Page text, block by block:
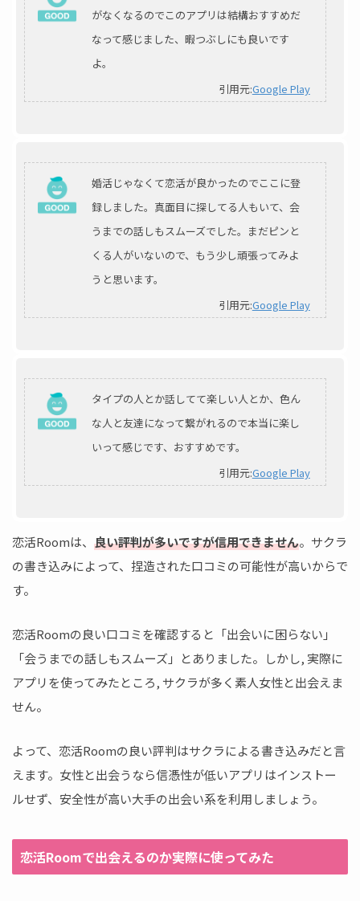
がなくなるのでこのアプリは結構おすすめだ
なって感じました、暇つぶしにも良いです
よ。
引用元:Google Play
婚活じゃなくて恋活が良かったのでここに登
録しました。真面目に探してる人もいて、会
うまでの話しもスムーズでした。まだピンと
くる人がいないので、もう少し頑張ってみよ
うと思います。
引用元:Google Play
タイプの人とか話してて楽しい人とか、色ん
な人と友達になって繋がれるので本当に楽し
いって感じです、おすすめです。
引用元:Google Play
恋活Roomは、 良い評判が多いですが信用できません。サクラ
の書き込みによって、捏造された口コミの可能性が高いからで
す。
恋活Roomの良い口コミを確認すると「出会いに困らない」
「会うまでの話しもスムーズ」とありました。しかし, 実際に
アプリを使ってみたところ, サクラが多く素人女性と出会えま
せん。
よって、恋活Roomの良い評判はサクラによる書き込みだと言
えます。女性と出会うなら信憑性が低いアプリはインストー
ルせず、安全性が高い大手の出会い系を利用しましょう。
恋活Roomで出会えるのか実際に使ってみた